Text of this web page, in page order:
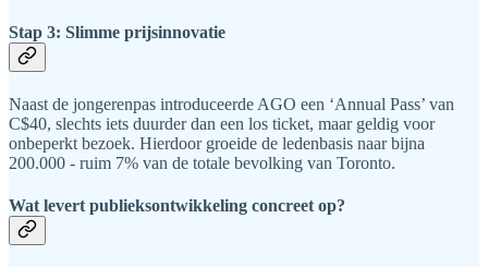
Stap 3: Slimme prijsinnovatie
Naast de jongerenpas introduceerde AGO een ‘Annual Pass’ van
C$40, slechts iets duurder dan een los ticket, maar geldig voor
onbeperkt bezoek. Hierdoor groeide de ledenbasis naar bijna
200.000 - ruim 7% van de totale bevolking van Toronto.
Wat levert publieksontwikkeling concreet op?